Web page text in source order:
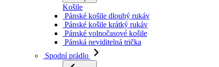
Košile
Pánské košile dlouhý rukáv
Pánské košile krátký rukáv
Pánské volnočasové košile
Pánská neviditelná trička
Spodní prádlo